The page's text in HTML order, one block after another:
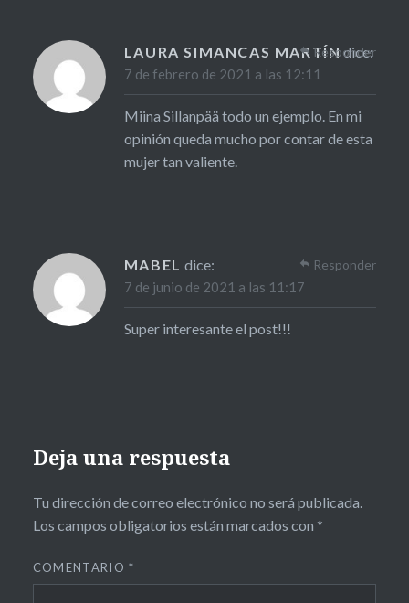
LAURA SIMANCAS MARTÍNdice:
7 de febrero de 2021 a las 12:11
Miina Sillanpää todo un ejemplo. En mi
opinión queda mucho por contar de esta
mujer tan valiente.
Responder
MABEL dice:
7 de junio de 2021 a las 11:17
Super interesante el post!!!
Responder
Deja una respuesta
Tu dirección de correo electrónico no será publicada.
Los campos obligatorios están marcados con *
COMENTARIO*